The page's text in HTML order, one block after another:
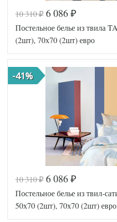
Код товара
556-330
Артикул
TT8043
Ткань
Твил
Размер
пододеяльника 200х220
Размер
простыни
230х250
(2шт)
Производитель
Tango
(Китай)
Код товара
572-969
Артикул
TT1171
01
Твил
10 310₽ 6 086 ₽
Постельное белье из твила
(2шт), 70х70 (2шт) евро
-41%
10 310₽ 6 086 ₽
Постельное белье из твил-
50х70 (2шт), 70х70 (2шт) евро